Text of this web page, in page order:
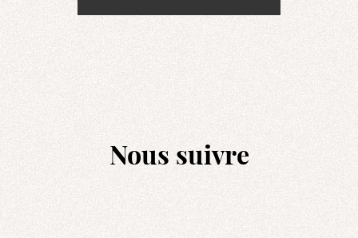
Nous suivre